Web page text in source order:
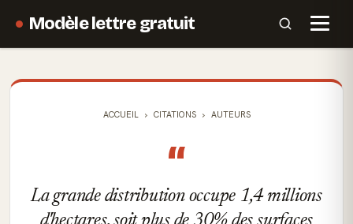
Modèle lettre gratuit
ACCUEIL CITATIONS AUTEURS
“
La grande distribution occupe 1,4 millions